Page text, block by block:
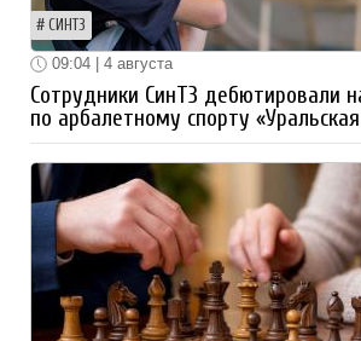
СИНТЗ
09:04 | 4 августа
Сотрудники СинТЗ дебютировали
по арбалетному спорту